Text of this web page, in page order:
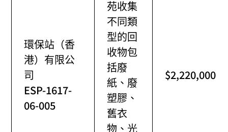
環保站（香
港）有限公
司
ESP-1617-
06-005
苑收集
不同類
型的回
收物包
括廢
紙、廢
塑膠、
舊衣
物、光
$2,220,000